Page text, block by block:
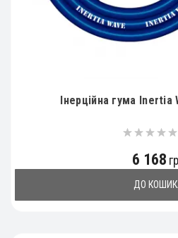
Інерційна гума
6 168
ДО